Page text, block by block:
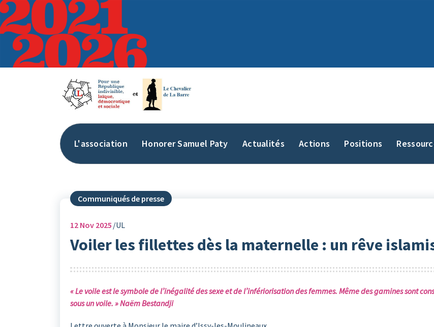
Aller
au
contenu
L'association Honorer Samuel Paty Actualités Actions Positions
Communiqués de presse
12 Nov 2025 UL
Voiler les fillettes dès la maternelle : un rêve
« Le voile est le symbole de l’inégalité des sexe et de l’infériorisation des femmes. Même des gamines sont
sous un voile. » Naëm Bestandji